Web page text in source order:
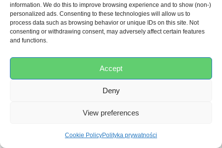
information. We do this to improve browsing experience and to show (non-)
personalized ads. Consenting to these technologies will allow us to
process data such as browsing behavior or unique IDs on this site. Not
consenting or withdrawing consent, may adversely affect certain features
and functions.
Accept
Deny
View preferences
Cookie PolicyPolityka prywatności
Część – Miska robota
kuchennego do B580000
10,00€
DODAJ DO KOSZYKA